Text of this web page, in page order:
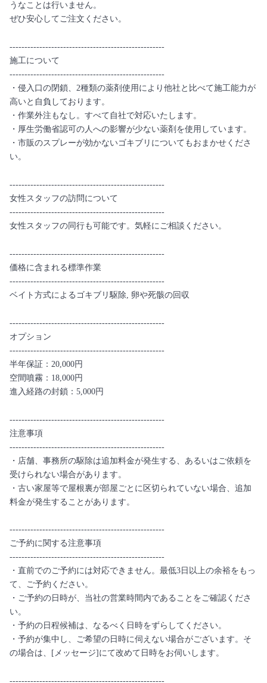
うなことは行いません。
ぜひ安心してご注文ください。
----------------------------------------------------
施工について
----------------------------------------------------
・侵入口の閉鎖、2種類の薬剤使用により他社と比べて施工能力が
高いと自負しております。
・作業外注もなし。すべて自社で対応いたします。
・厚生労働省認可の人への影響が少ない薬剤を使用しています。
・市販のスプレーが効かないゴキブリについてもおまかせくださ
い。
----------------------------------------------------
女性スタッフの訪問について
----------------------------------------------------
女性スタッフの同行も可能です。気軽にご相談ください。
----------------------------------------------------
価格に含まれる標準作業
----------------------------------------------------
ベイト方式によるゴキブリ駆除, 卵や死骸の回収
----------------------------------------------------
オプション
----------------------------------------------------
半年保証：20,000円
空間噴霧：18,000円
進入経路の封鎖：5,000円
----------------------------------------------------
注意事項
----------------------------------------------------
・店舗、事務所の駆除は追加料金が発生する、あるいはご依頼を
受けられない場合があります。
・古い家屋等で屋根裏が部屋ごとに区切られていない場合、追加
料金が発生することがあります。
----------------------------------------------------
ご予約に関する注意事項
----------------------------------------------------
・直前でのご予約には対応できません。最低3日以上の余裕をもっ
て、ご予約ください。
・ご予約の日時が、当社の営業時間内であることをご確認くださ
い。
・予約の日程候補は、なるべく日時をずらしてください。
・予約が集中し、ご希望の日時に伺えない場合がございます。そ
の場合は、[メッセージ]にて改めて日時をお伺いします。
----------------------------------------------------